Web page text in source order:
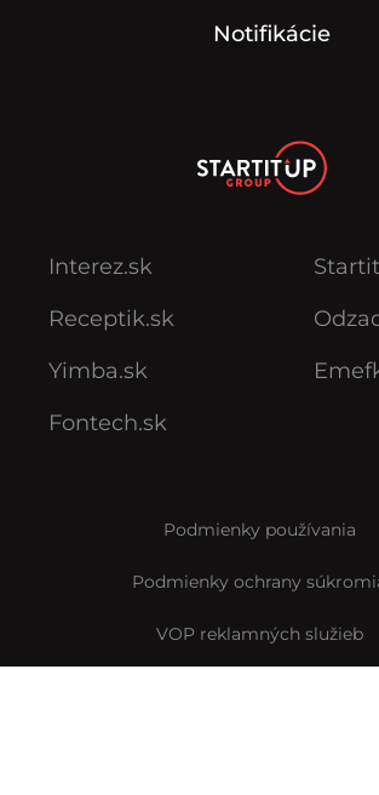
Notifikácie
Interez.sk
Receptik.sk
Yimba.sk
Fontech.sk
Podmienky používania
Podmienky ochrany
VOP reklamných služieb